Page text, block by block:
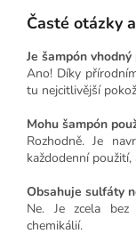
Časté otázky
Je šampón
Ano! Díky
tu nejcitlivější
Mohu šampón
Rozhodně. Je
každodenní
Obsahuje sulfáty
Ne. Je zcela
chemikálií.